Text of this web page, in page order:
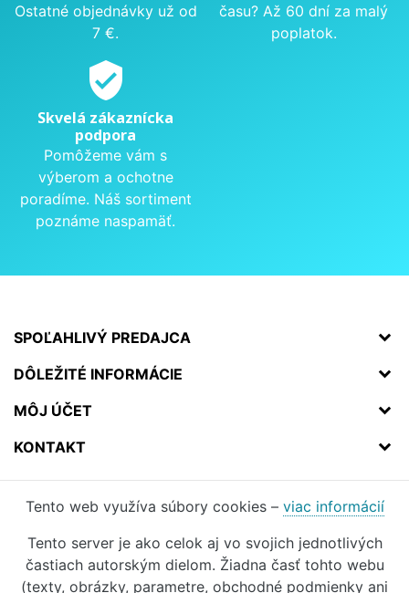
Ostatné objednávky už od
7 €.
času? Až 60 dní za malý
poplatok.
verified_user
Skvelá zákaznícka
podpora
Pomôžeme vám s
výberom a ochotne
poradíme. Náš sortiment
poznáme naspamäť.
SPOĽAHLIVÝ PREDAJCA
DÔLEŽITÉ INFORMÁCIE
MÔJ ÚČET
KONTAKT
Tento web využíva súbory cookies – viac informácií
Tento server je ako celok aj vo svojich jednotlivých
častiach autorským dielom. Žiadna časť tohto webu
(texty, obrázky, parametre, obchodné podmienky ani